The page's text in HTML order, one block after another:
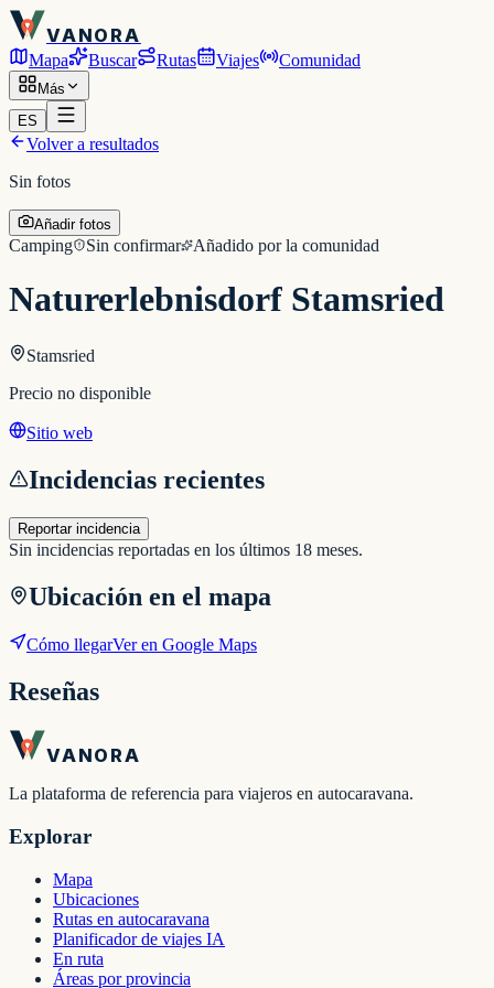
VANORA
Mapa Buscar Rutas Viajes Comunidad
Más
ES
Volver a resultados
Sin fotos
Añadir fotos
Camping Sin confirmar Añadido por la comunidad
Naturerlebnisdorf Stamsried
Stamsried
Precio no disponible
Sitio web
Incidencias recientes
Reportar incidencia
Sin incidencias reportadas en los últimos 18 meses.
Ubicación en el mapa
Cómo llegarVer en Google Maps
Reseñas
VANORA
La plataforma de referencia para viajeros en autocaravana.
Explorar
Mapa
Ubicaciones
Rutas en autocaravana
Planificador de viajes IA
En ruta
Áreas por provincia